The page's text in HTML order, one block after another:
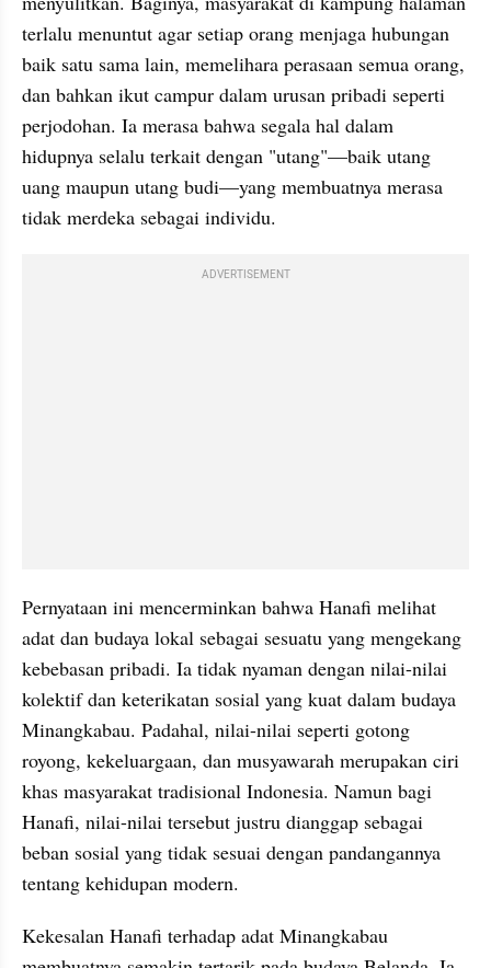
terlalu menuntut agar setiap orang menjaga hubungan
baik satu sama lain, memelihara perasaan semua orang,
dan bahkan ikut campur dalam urusan pribadi seperti
perjodohan. Ia merasa bahwa segala hal dalam
hidupnya selalu terkait dengan "utang"—baik utang
uang maupun utang budi—yang membuatnya merasa
tidak merdeka sebagai individu.
ADVERTISEMENT
Pernyataan ini mencerminkan bahwa Hanafi melihat
adat dan budaya lokal sebagai sesuatu yang mengekang
kebebasan pribadi. Ia tidak nyaman dengan nilai-nilai
kolektif dan keterikatan sosial yang kuat dalam budaya
Minangkabau. Padahal, nilai-nilai seperti gotong
royong, kekeluargaan, dan musyawarah merupakan ciri
khas masyarakat tradisional Indonesia. Namun bagi
Hanafi, nilai-nilai tersebut justru dianggap sebagai
beban sosial yang tidak sesuai dengan pandangannya
tentang kehidupan modern.
Kekesalan Hanafi terhadap adat Minangkabau